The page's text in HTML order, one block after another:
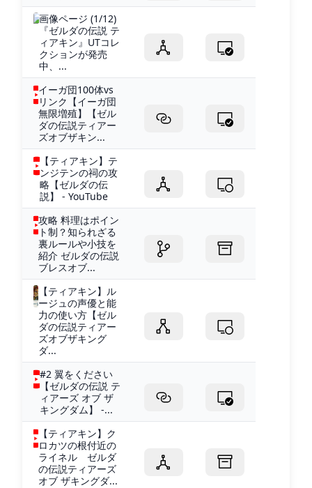
画像ページ (1/12)
『ゼルダの伝説 テ
ィアキン』UTコレ
クションが発売
中、...
イーガ団100体vs
リンク【イーガ団
無限増殖】【ゼル
ダの伝説ティアー
ズオブザキン...
【ティアキン】テ
ンジテンの祠の攻
略【ゼルダの伝
説】 - YouTube
攻略 料理はポイン
ト制？知られざる
裏ルールや小技を
紹介 ゼルダの伝説
ブレスオブ...
【ティアキン】ル
ージュの声優と能
力の使い方【ゼル
ダの伝説ティアー
ズオブザキング
ダ...
#2 翼をください
【ゼルダの伝説 テ
ィアーズ オブ ザ
キングダム】 -...
【ティアキン】ク
ロカツの根付近の
ライネル ゼルダ
の伝説ティアーズ
オブ ザキングダ...